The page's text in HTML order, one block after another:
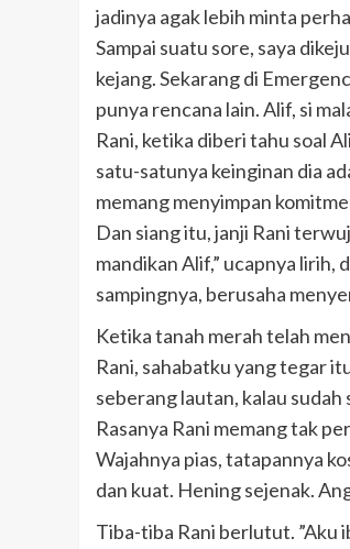
jadinya agak lebih minta
Sampai suatu sore, saya
kejang. Sekarang di
punya rencana lain. Alif, si
Rani, ketika diberi tahu soal
satu-satunya keinginan dia
memang menyimpan
Dan siang itu, janji Rani
mandikan Alif,” ucapnya lirih,
sampingnya, berusaha
Ketika tanah merah telah
Rani, sahabatku yang tegar
seberang lautan, kalau sudah
Rasanya Rani memang tak
Wajahnya pias, tatapannya
dan kuat. Hening sejenak.
Tiba-tiba Rani berlutut. ”Aku